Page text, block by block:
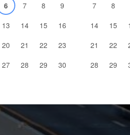
6 7 8
9
13 14 15
16
20 21 22
23
27 28 29
30
7
8
14
15
21
22
28
29